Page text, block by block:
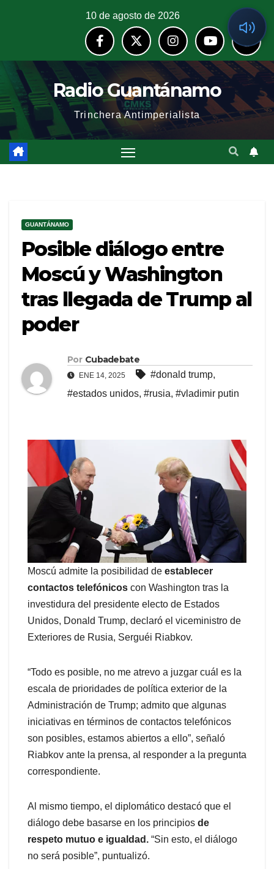
10 de agosto de 2026
Radio Guantánamo
Trinchera Antimperialista
GUANTÁNAMO
Posible diálogo entre
Moscú y Washington
tras llegada de Trump al
poder
Por Cubadebate
ENE 14, 2025 #donald trump,
#estados unidos, #rusia, #vladimir putin
Moscú admite la posibilidad de establecer
contactos telefónicos con Washington tras la
investidura del presidente electo de Estados
Unidos, Donald Trump, declaró el viceministro de
Exteriores de Rusia, Serguéi Riabkov.
“Todo es posible, no me atrevo a juzgar cuál es la
escala de prioridades de política exterior de la
Administración de Trump; admito que algunas
iniciativas en términos de contactos telefónicos
son posibles, estamos abiertos a ello”, señaló
Riabkov ante la prensa, al responder a la pregunta
correspondiente.
Al mismo tiempo, el diplomático destacó que el
diálogo debe basarse en los principios de
respeto mutuo e igualdad. “Sin esto, el diálogo
no será posible”, puntualizó.